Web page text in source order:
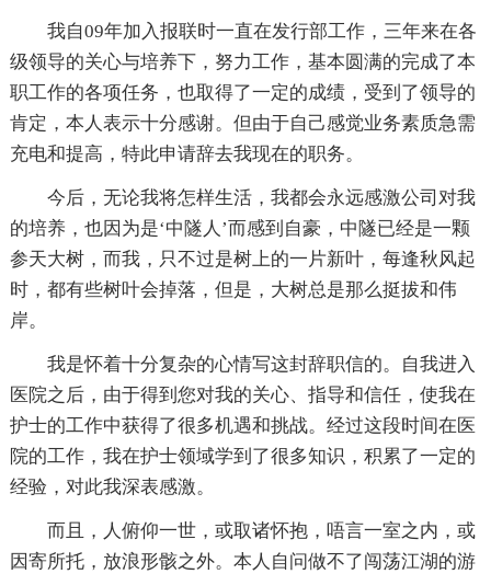
我自09年加入报联时一直在发行部工作，三年来在各
级领导的关心与培养下，努力工作，基本圆满的完成了本
职工作的各项任务，也取得了一定的成绩，受到了领导的
肯定，本人表示十分感谢。但由于自己感觉业务素质急需
充电和提高，特此申请辞去我现在的职务。
今后，无论我将怎样生活，我都会永远感激公司对我
的培养，也因为是‘中隧人’而感到自豪，中隧已经是一颗
参天大树，而我，只不过是树上的一片新叶，每逢秋风起
时，都有些树叶会掉落，但是，大树总是那么挺拔和伟
岸。
我是怀着十分复杂的心情写这封辞职信的。自我进入
医院之后，由于得到您对我的关心、指导和信任，使我在
护士的工作中获得了很多机遇和挑战。经过这段时间在医
院的工作，我在护士领域学到了很多知识，积累了一定的
经验，对此我深表感激。
而且，人俯仰一世，或取诸怀抱，唔言一室之内，或
因寄所托，放浪形骸之外。本人自问做不了闯荡江湖的游